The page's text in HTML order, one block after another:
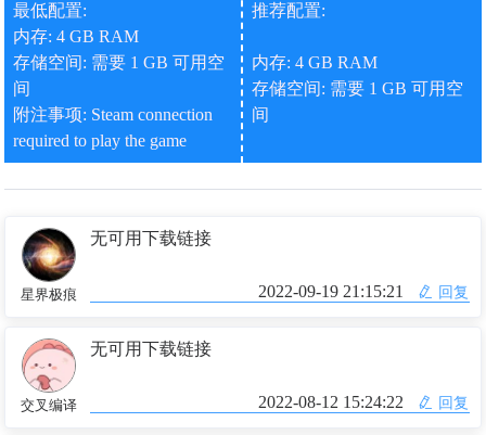
最低配置:
内存: 4 GB RAM
存储空间: 需要 1 GB 可用空
间
附注事项: Steam connection
required to play the game
推荐配置:
内存: 4 GB RAM
存储空间: 需要 1 GB 可用空
间
星界极痕
无可用下载链接
2022-09-19 21:15:21 回复
交叉编译
无可用下载链接
2022-08-12 15:24:22 回复